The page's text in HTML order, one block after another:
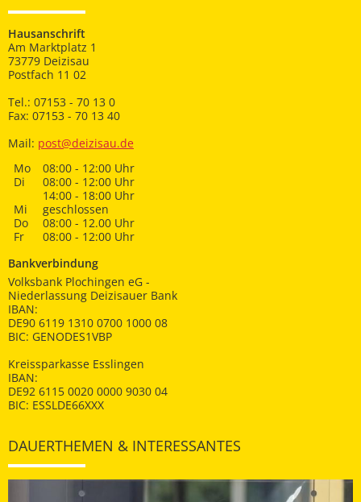
Hausanschrift
Am Marktplatz 1
73779 Deizisau
Postfach 11 02
Tel.: 07153 - 70 13 0
Fax: 07153 - 70 13 40
Mail: post@deizisau.de
Mo
08:00 - 12:00 Uhr
Di
08:00 - 12:00 Uhr
14:00 - 18:00 Uhr
Mi
geschlossen
Do
08:00 - 12.00 Uhr
Fr
08:00 - 12:00 Uhr
Bankverbindung
Volksbank Plochingen eG -
Niederlassung Deizisauer Bank
IBAN:
DE90 6119 1310 0700 1000 08
BIC: GENODES1VBP
Kreissparkasse Esslingen
IBAN:
DE92 6115 0020 0000 9030 04
BIC: ESSLDE66XXX
DAUERTHEMEN & INTERESSANTES